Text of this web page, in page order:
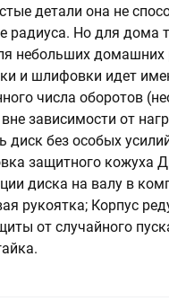
детали она не
радиуса. Но для дома
небольших домашних
и шлифовки идет
числа оборотов
зависимости от
диск без особых
защитного кожуха
диска на валу в
рукоятка; Корпус
от случайного